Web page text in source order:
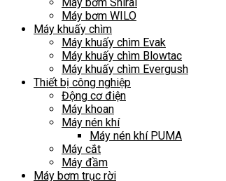
Máy bơm Shirai
Máy bơm WILO
Máy khuấy chìm
Máy khuấy chìm Evak
Máy khuấy chìm Blowtac
Máy khuấy chìm Evergush
Thiết bị công nghiệp
Động cơ điện
Máy khoan
Máy nén khí
Máy nén khí PUMA
Máy cắt
Máy đầm
Máy bơm trục rời